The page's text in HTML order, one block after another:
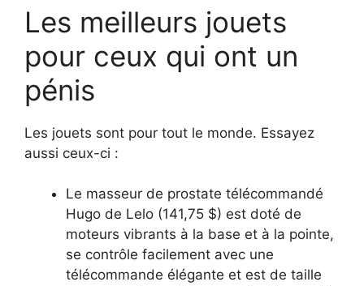
Les meilleurs jouets
pour ceux qui ont un
pénis
Les jouets sont pour tout le monde. Essayez
aussi ceux-ci :
Le masseur de prostate télécommandé
Hugo de Lelo (141,75 $) est doté de
moteurs vibrants à la base et à la pointe,
se contrôle facilement avec une
télécommande élégante et est de taille